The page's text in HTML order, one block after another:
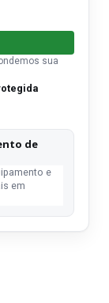
sua
de
e
em